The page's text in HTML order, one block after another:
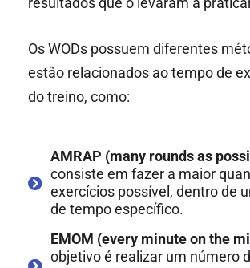
Os WODs possuem diferentes
estão relacionados ao tempo de
do treino, como:
AMRAP (many rounds as
consiste em fazer a maior
exercícios possível, dentro de
de tempo específico.
EMOM (every minute on the
objetivo é realizar um número